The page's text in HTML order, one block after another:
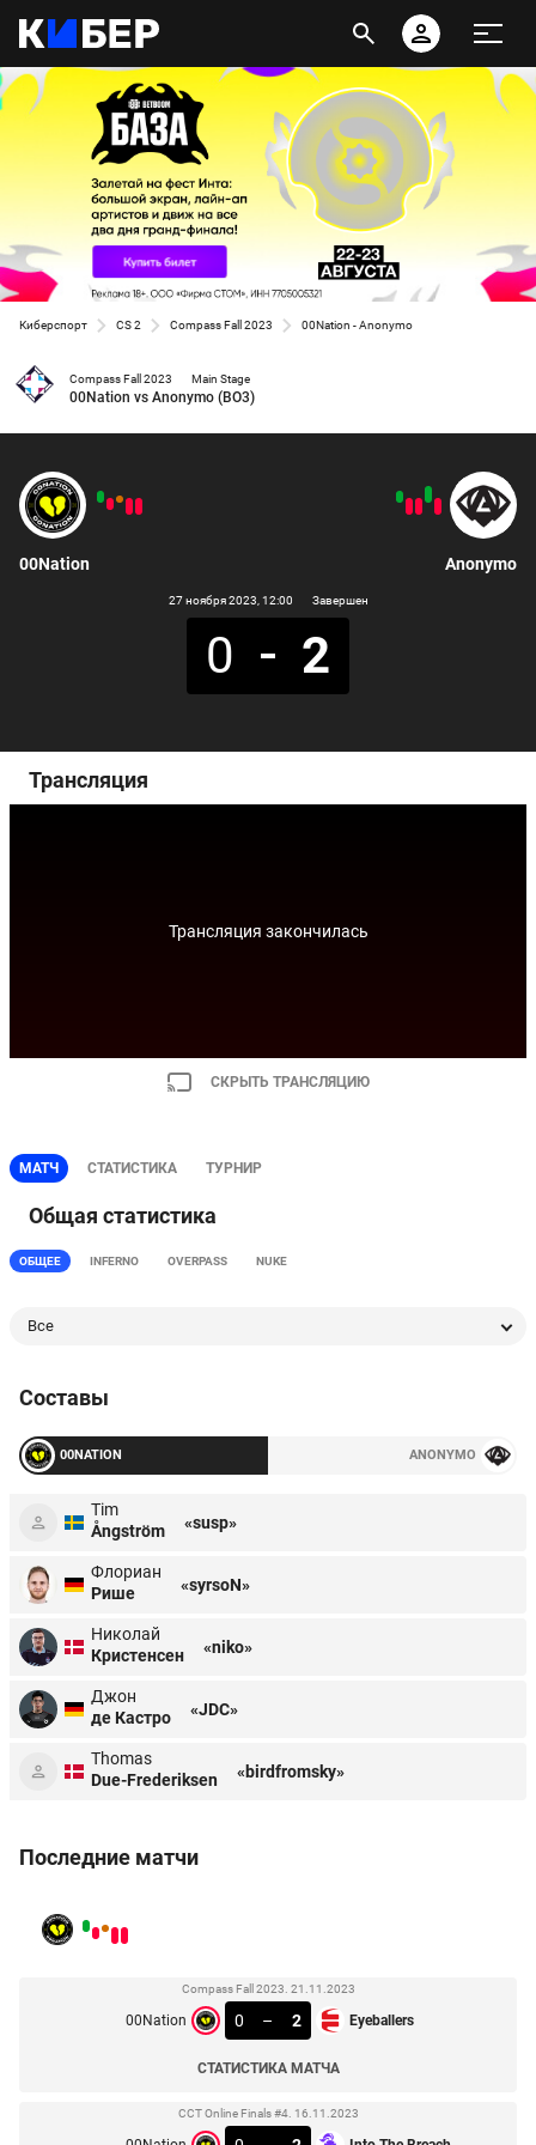
Киберспорт CS 2 Compass Fall 2023 00Nation - Anonymo
Compass Fall 2023 Main Stage
00Nation vs Anonymo (BO3)
00Nation
27 ноября 2023 , 12:00 Завершен
0 2
Anonymo
Трансляция
Трансляция закончилась
СКРЫТЬ ТРАНСЛЯЦИЮ
МАТЧ СТАТИСТИКА ТУРНИР
Общая статистика
ОБЩЕЕ INFERNO OVERPASS NUKE
Все
Составы
00NATION ANONYMO
Tim
Ångström
«susp»
Флориан
Рише
«syrsoN»
Николай
Кристенсен
«niko»
Джон
де Кастро
«JDC»
Thomas
Due-Frederiksen
«birdfromsky»
Последние матчи
Compass Fall 2023. 21.11.2023
00Nation 0 – 2 Eyeballers
СТАТИСТИКА МАТЧА
CCT Online Finals #4. 16.11.2023